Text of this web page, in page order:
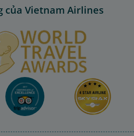
của Vietnam Airlines